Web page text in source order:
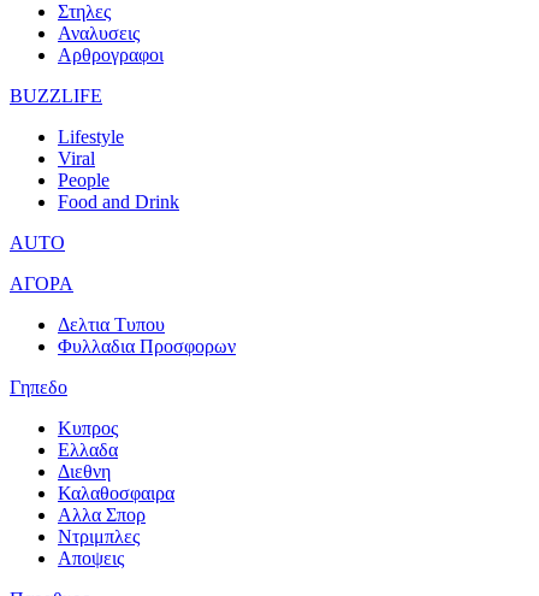
Στηλες
Αναλυσεις
Αρθρογραφοι
BUZZLIFE
Lifestyle
Viral
People
Food and Drink
AUTO
ΑΓΟΡΑ
Δελτια Τυπου
Φυλλαδια Προσφορων
Γηπεδο
Κυπρος
Ελλαδα
Διεθνη
Καλαθοσφαιρα
Αλλα Σπορ
Ντριμπλες
Αποψεις